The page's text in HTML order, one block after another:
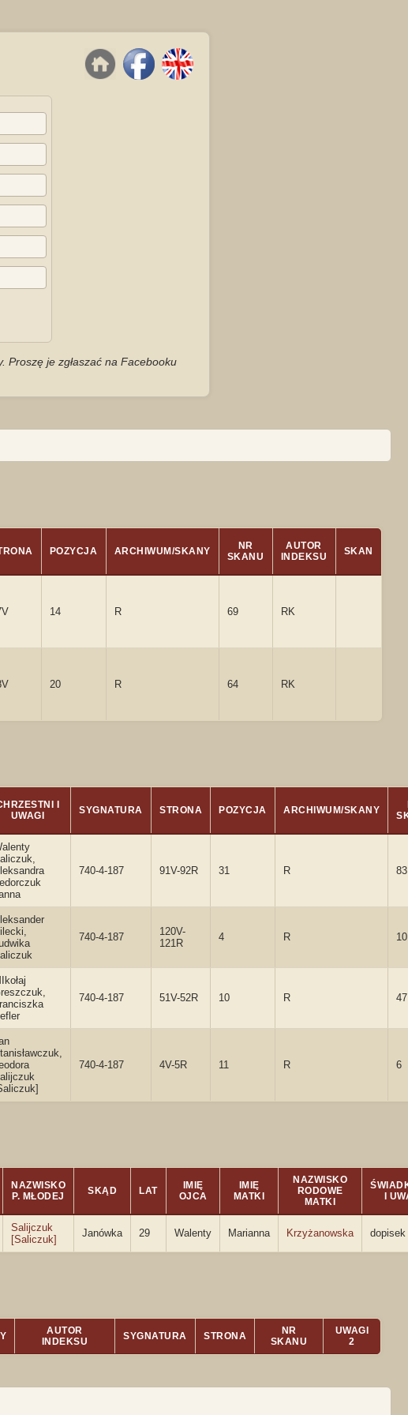
Proszę je zgłaszać na Facebooku
POZYCJA ARCHIWUM/SKANY
NR
SKANU
AUTOR
INDEKSU
SKAN
14 R 69 RK
20 R 64 RK
I
UWAGI
SYGNATURA STRONA POZYCJA ARCHIWUM/SKANY
740-4-187 91V-92R 31 R 83
740-4-187
120V-
121R
4 R
740-4-187 51V-52R 10 R 47
740-4-187 4V-5R 11 R 6
NAZWISKO
P. MŁODEJ
SKĄD LAT
IMIĘ
OJCA
IMIĘ
MATKI
NAZWISKO
RODOWE
MATKI
I
Salijczuk
[Saliczuk]
Janówka 29 Walenty Marianna Krzyżanowska dopisek
AUTOR
INDEKSU
SYGNATURA STRONA
NR
SKANU
UWAGI
2